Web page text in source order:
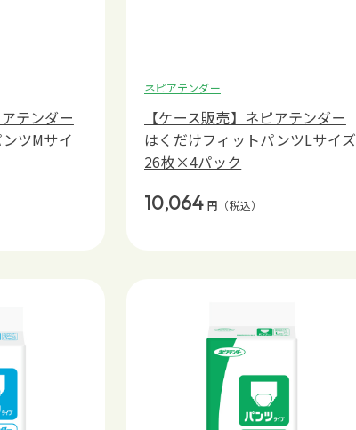
テンダー
ツMサイ
ネピアテンダー
【ケース販売】ネピアテンダー
はくだけフィットパンツLサイズ
26枚×4パック
10,064 円 （税込）